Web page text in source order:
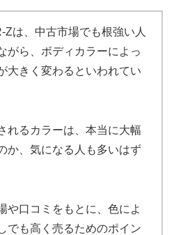
Zは、中古市場でも根強い人
がら、ボディカラーによっ
大きく変わるといわれてい
れるカラーは、本当に大幅
か、気になる人も多いはず
や口コミをもとに、色によ
でも高く売るためのポイン